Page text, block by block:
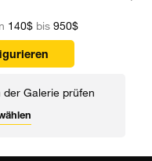
140$bis 950$
der Galerie prüfen